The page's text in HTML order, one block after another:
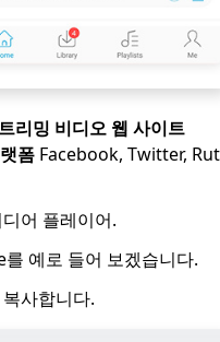
리밍 비디오 웹 사이트
폼 Facebook, Twitter,
어 플레이어.
예로 들어 보겠습니다.
사합니다.